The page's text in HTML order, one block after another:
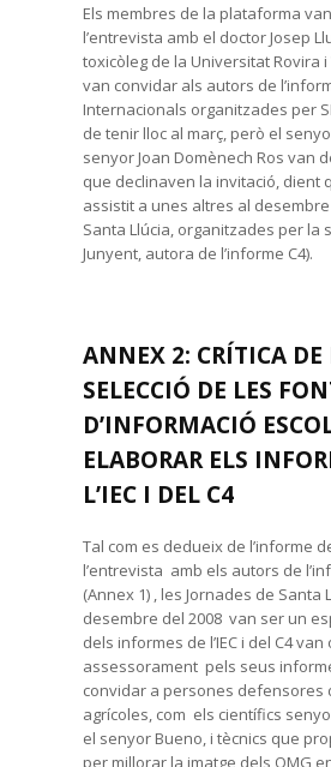
Els membres de la plataforma
l’entrevista amb el doctor Josep
toxicòleg de la Universitat Rovira i
van convidar als autors de
Internacionals organitzades per
de tenir lloc al març, però el
senyor Joan Domènech Ros van
que declinaven la invitació, dient
assistit a unes altres al
Santa Llúcia, organitzades per la
Junyent, autora de l’informe C4).
ANNEX 2: CRÍTICA DE
SELECCIÓ DE LES
D’INFORMACIÓ
ELABORAR ELS
L’IEC I DEL C4
Tal com es dedueix de l’informe
l’entrevista amb els autors de
(Annex 1) , les Jornades de Santa
desembre del 2008 van ser un
dels informes de l’IEC i del C4
assessorament pels seus
convidar a persones defensores
agrícoles, com els científics
el senyor Bueno, i tècnics que